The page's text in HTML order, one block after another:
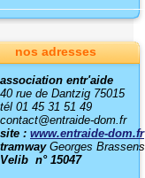
nos adresses
association entr'aide
40 rue de Dantzig 75015
tél 01 45 31 51 49
contact@entraide-dom.fr
site : www.entraide-dom.fr
tramway Georges Brassens
Velib n° 15047